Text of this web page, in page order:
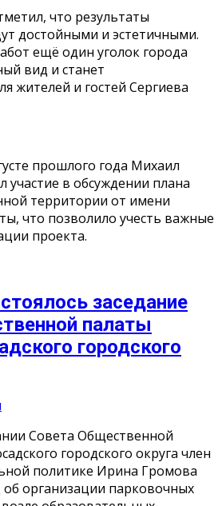
что результаты
достойными и эстетичными.
ещё один уголок города
вид и станет
жителей и гостей Сергиева
прошлого года Михаил
в обсуждении плана
территории от имени
что позволило учесть важные
проекта.
заседание
палаты
городского
Совета Общественной
городского округа член
политике Ирина Громова
об организации парковочных